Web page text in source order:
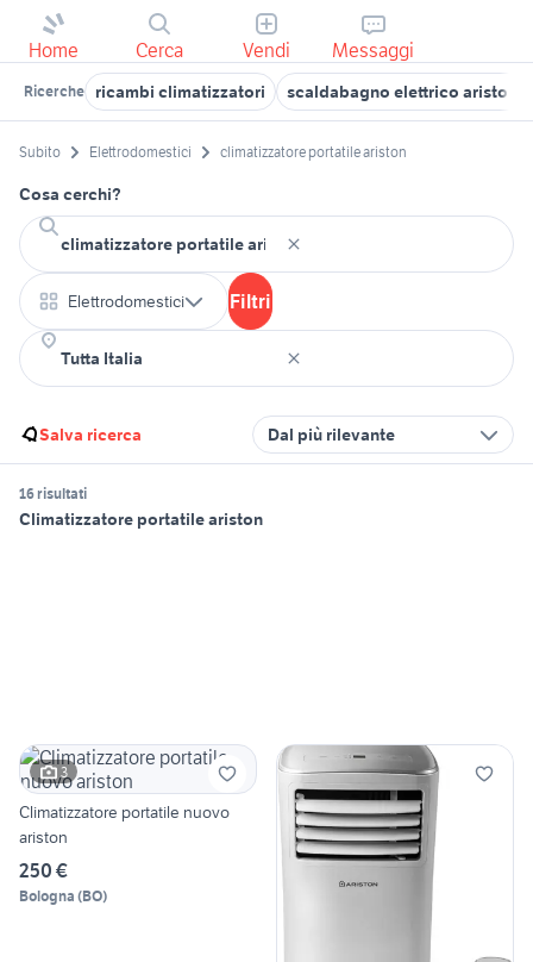
Home Cerca Vendi Messaggi
Ricerche ricambi climatizzatori scaldabagno elettrico ariston
Subito Elettrodomestici climatizzatore portatile ariston
Cosa cerchi?
Elettrodomestici Filtri
Salva ricerca Dal più rilevante
16 risultati
Climatizzatore portatile ariston
3
Climatizzatore portatile nuovo
ariston
250 €
Bologna (BO)